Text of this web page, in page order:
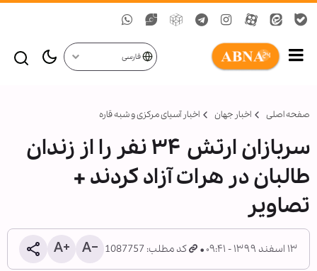
فارسی
صفحه اصلی اخبار جهان اخبار آسیای مرکزی و شبه قاره
سربازان ارتش ۳۴ نفر را از زندان
طالبان در هرات آزاد کردند +
تصاویر
۱۳ اسفند ۱۳۹۹ - ۰۹:۴۱ کد مطلب: 1087757